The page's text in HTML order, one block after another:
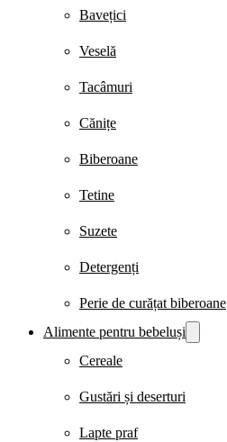
Bavețici
Veselă
Tacâmuri
Cănițe
Biberoane
Tetine
Suzete
Detergenți
Perie de curățat biberoane
Alimente pentru bebeluși
Cereale
Gustări și deserturi
Lapte praf